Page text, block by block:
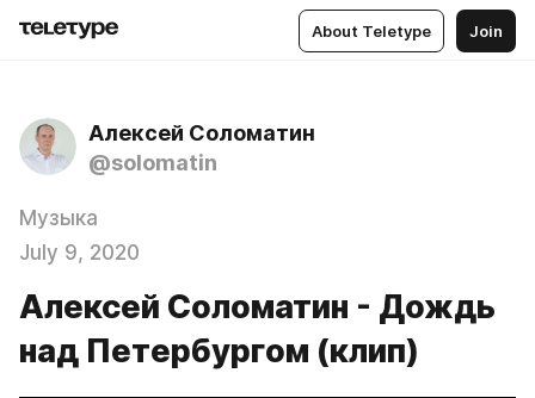
About Teletype Join
Алексей Соломатин
@solomatin
Музыка
July 9, 2020
Алексей Соломатин - Дождь
над Петербургом (клип)